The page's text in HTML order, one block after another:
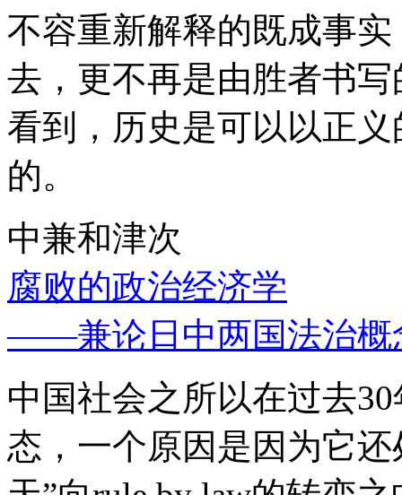
不容重新解释的既成事
去，更不再是由胜者书
看到，历史是可以以正
的。
中兼和津次
腐败的政治经济学
——兼论日中两国法治概
中国社会之所以在过去
态，一个原因是因为它